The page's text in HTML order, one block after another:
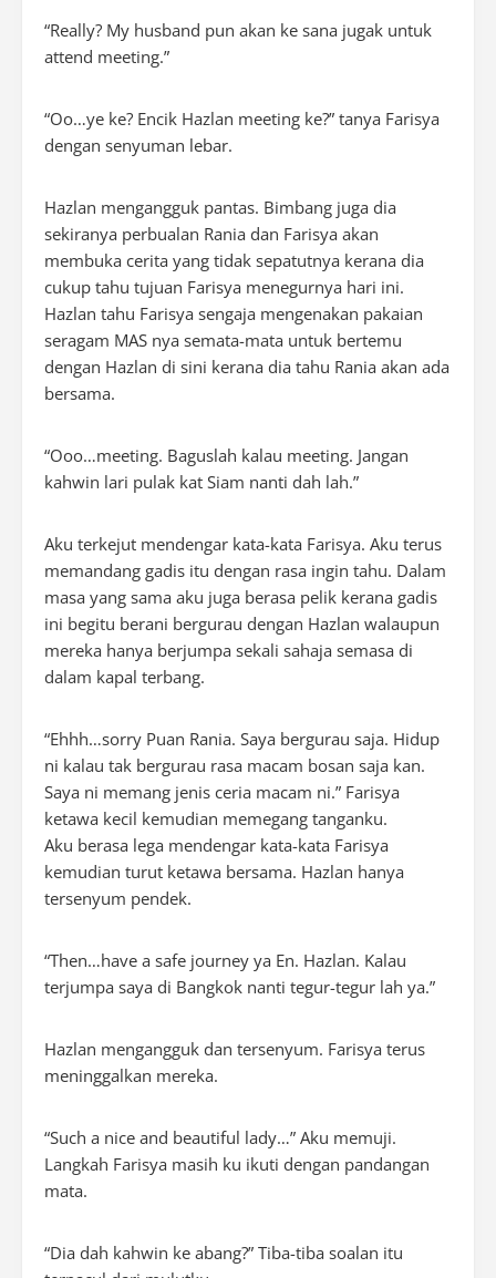
“Really? My husband pun akan ke sana jugak untuk
attend meeting.”
“Oo…ye ke? Encik Hazlan meeting ke?” tanya Farisya
dengan senyuman lebar.
Hazlan mengangguk pantas. Bimbang juga dia
sekiranya perbualan Rania dan Farisya akan
membuka cerita yang tidak sepatutnya kerana dia
cukup tahu tujuan Farisya menegurnya hari ini.
Hazlan tahu Farisya sengaja mengenakan pakaian
seragam MAS nya semata-mata untuk bertemu
dengan Hazlan di sini kerana dia tahu Rania akan ada
bersama.
“Ooo…meeting. Baguslah kalau meeting. Jangan
kahwin lari pulak kat Siam nanti dah lah.”
Aku terkejut mendengar kata-kata Farisya. Aku terus
memandang gadis itu dengan rasa ingin tahu. Dalam
masa yang sama aku juga berasa pelik kerana gadis
ini begitu berani bergurau dengan Hazlan walaupun
mereka hanya berjumpa sekali sahaja semasa di
dalam kapal terbang.
“Ehhh…sorry Puan Rania. Saya bergurau saja. Hidup
ni kalau tak bergurau rasa macam bosan saja kan.
Saya ni memang jenis ceria macam ni.” Farisya
ketawa kecil kemudian memegang tanganku.
Aku berasa lega mendengar kata-kata Farisya
kemudian turut ketawa bersama. Hazlan hanya
tersenyum pendek.
“Then…have a safe journey ya En. Hazlan. Kalau
terjumpa saya di Bangkok nanti tegur-tegur lah ya.”
Hazlan mengangguk dan tersenyum. Farisya terus
meninggalkan mereka.
“Such a nice and beautiful lady…” Aku memuji.
Langkah Farisya masih ku ikuti dengan pandangan
mata.
“Dia dah kahwin ke abang?” Tiba-tiba soalan itu